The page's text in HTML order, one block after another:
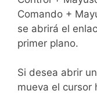
Comando +
se abrirá el
primer plano.
Si desea abrir
mueva el cursor